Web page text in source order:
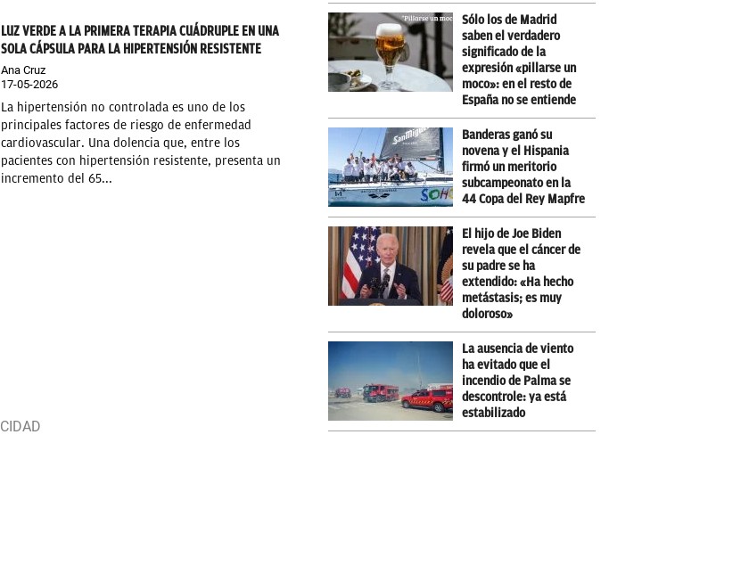
LUZ VERDE A LA PRIMERA TERAPIA CUÁDRUPLE EN UNA
SOLA CÁPSULA PARA LA HIPERTENSIÓN RESISTENTE
Ana Cruz
17-05-2026
La hipertensión no controlada es uno de los
principales factores de riesgo de enfermedad
cardiovascular. Una dolencia que, entre los
pacientes con hipertensión resistente, presenta un
incremento del 65...
Sólo los de Madrid
saben el verdadero
significado de la
expresión «pillarse un
moco»: en el resto de
España no se entiende
Banderas ganó su
novena y el Hispania
firmó un meritorio
subcampeonato en la
44 Copa del Rey Mapfre
El hijo de Joe Biden
revela que el cáncer de
su padre se ha
extendido: «Ha hecho
metástasis; es muy
doloroso»
La ausencia de viento
ha evitado que el
incendio de Palma se
descontrole: ya está
estabilizado